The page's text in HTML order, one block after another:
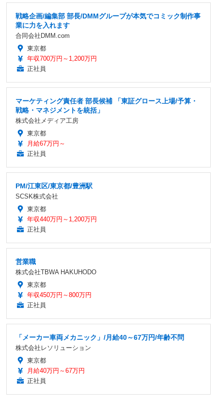
戦略企画/編集部 部長/DMMグループが本気でコミック制作事
業に力を入れます
合同会社DMM.com
東京都
年収700万円～1,200万円
正社員
マーケティング責任者 部長候補 「東証グロース上場/予算・
戦略・マネジメントを統括」
株式会社メディア工房
東京都
月給67万円～
正社員
PM/江東区/東京都/豊洲駅
SCSK株式会社
東京都
年収440万円～1,200万円
正社員
営業職
株式会社TBWA HAKUHODO
東京都
年収450万円～800万円
正社員
「メーカー車両メカニック」/月給40～67万円/年齢不問
株式会社レソリューション
東京都
月給40万円～67万円
正社員